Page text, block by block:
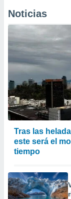
Noticias
Tras las
este será el
tiempo